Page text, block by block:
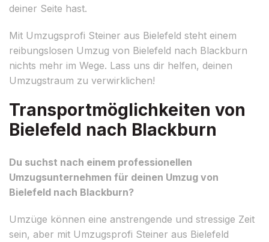
deiner Seite hast.
Mit Umzugsprofi Steiner aus Bielefeld steht einem
reibungslosen Umzug von Bielefeld nach Blackburn
nichts mehr im Wege. Lass uns dir helfen, deinen
Umzugstraum zu verwirklichen!
Transportmöglichkeiten von
Bielefeld nach Blackburn
Du suchst nach einem professionellen
Umzugsunternehmen für deinen Umzug von
Bielefeld nach Blackburn?
Umzüge können eine anstrengende und stressige Zeit
sein, aber mit Umzugsprofi Steiner aus Bielefeld